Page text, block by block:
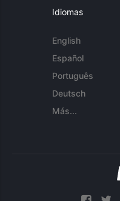
Idiomas
English
Español
Português
Deutsch
Más...